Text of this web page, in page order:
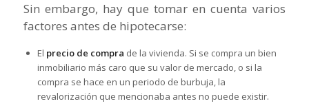
Sin embargo, hay que tomar en cuenta varios
factores antes de hipotecarse:
El precio de compra de la vivienda. Si se compra un bien
inmobiliario más caro que su valor de mercado, o si la
compra se hace en un periodo de burbuja, la
revalorización que mencionaba antes no puede existir.